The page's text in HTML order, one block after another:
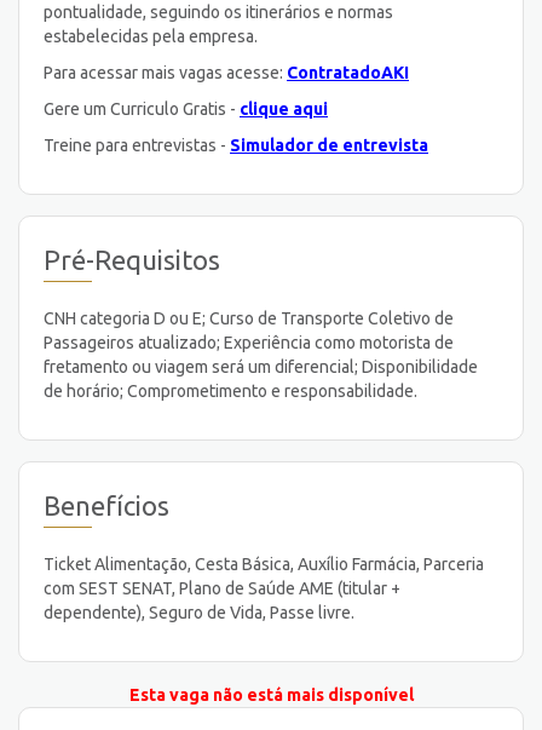
pontualidade, seguindo os itinerários e normas
estabelecidas pela empresa.
Para acessar mais vagas acesse: ContratadoAKI
Gere um Curriculo Gratis - clique aqui
Treine para entrevistas - Simulador de entrevista
Pré-Requisitos
CNH categoria D ou E; Curso de Transporte Coletivo de
Passageiros atualizado; Experiência como motorista de
fretamento ou viagem será um diferencial; Disponibilidade
de horário; Comprometimento e responsabilidade.
Benefícios
Ticket Alimentação, Cesta Básica, Auxílio Farmácia, Parceria
com SEST SENAT, Plano de Saúde AME (titular +
dependente), Seguro de Vida, Passe livre.
Esta vaga não está mais disponível